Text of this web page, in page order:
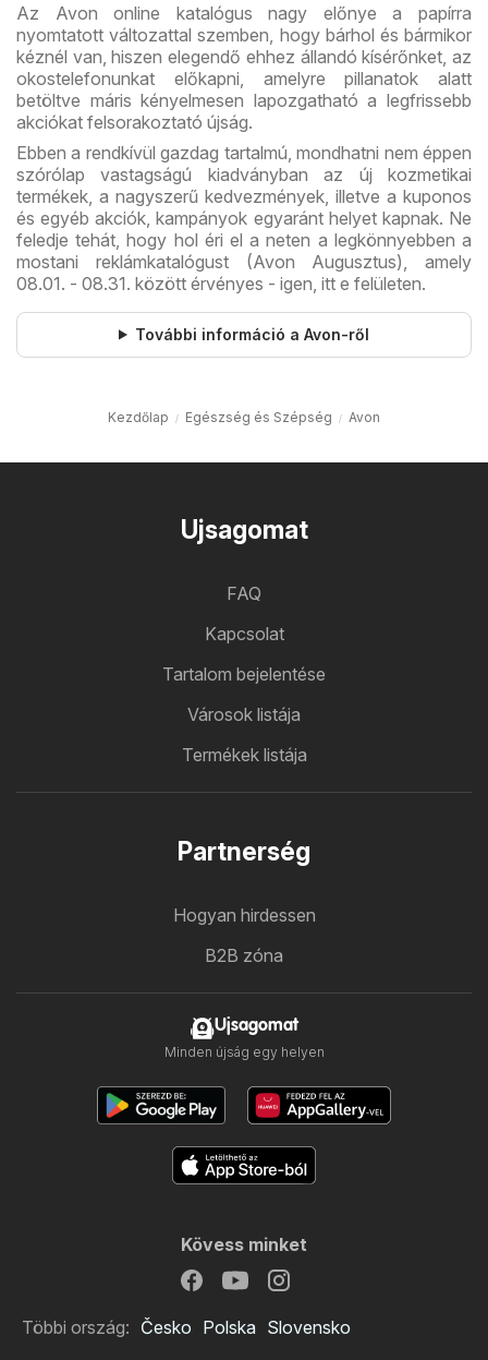
Az Avon online katalógus nagy előnye a papírra
nyomtatott változattal szemben, hogy bárhol és bármikor
kéznél van, hiszen elegendő ehhez állandó kísérőnket, az
okostelefonunkat előkapni, amelyre pillanatok alatt
betöltve máris kényelmesen lapozgatható a legfrissebb
akciókat felsorakoztató újság.
Ebben a rendkívül gazdag tartalmú, mondhatni nem éppen
szórólap vastagságú kiadványban az új kozmetikai
termékek, a nagyszerű kedvezmények, illetve a kuponos
és egyéb akciók, kampányok egyaránt helyet kapnak. Ne
feledje tehát, hogy hol éri el a neten a legkönnyebben a
mostani reklámkatalógust (Avon Augusztus), amely
08.01. - 08.31. között érvényes - igen, itt e felületen.
További információ a Avon-ről
Kezdőlap Egészség és Szépség Avon
Ujsagomat
FAQ
Kapcsolat
Tartalom bejelentése
Városok listája
Termékek listája
Partnerség
Hogyan hirdessen
B2B zóna
Ujsagomat
Minden újság egy helyen
Kövess minket
Többi ország: Česko Polska Slovensko